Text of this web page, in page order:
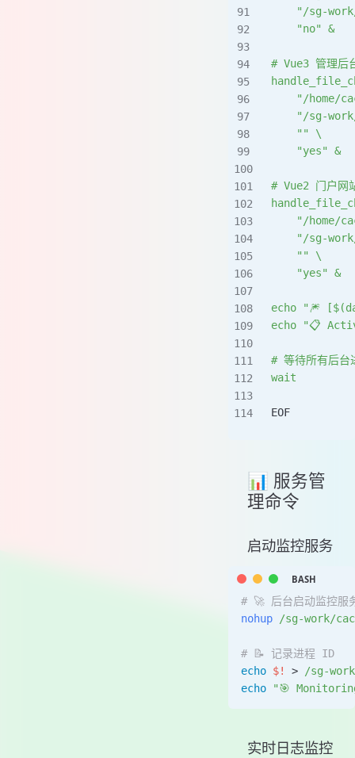
"/sg-
    "no" &
# Vue3 管理后
"/home/
"/sg-
    "" \
    "yes" &
# Vue2 门户网
"/home/
"/sg-
    "" \
    "yes" &
echo "🎆
echo "📋
# 等待所有后台
wait
EOF
📊 服务管
理命令
启动监控服务
# 🚀 后台启动监控服
nohup /sg-work/
# 📝 记录进程 ID
echo $! > /sg-
echo "🎯
实时日志监控